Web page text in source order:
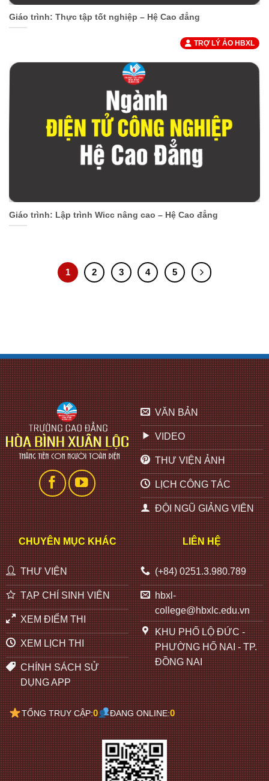
Giáo trình: Thực tập tốt nghiệp – Hệ Cao đẳng
Giáo trình: Lập trình Wicc nâng cao – Hệ Cao đẳng
1 2 3 4 5
VĂN BẢN
VIDEO
THƯ VIỆN ẢNH
LỊCH CÔNG TÁC
ĐỘI NGŨ GIẢNG VIÊN
CHUYÊN MỤC KHÁC
THƯ VIỆN
TẠP CHÍ SINH VIÊN
XEM ĐIỂM THI
XEM LỊCH THI
CHÍNH SÁCH SỬ
DỤNG APP
LIÊN HỆ
(+84) 0251.3.980.789
hbxl-
college@hbxlc.edu.vn
KHU PHỐ LỘ ĐỨC -
PHƯỜNG HỐ NAI - TP.
ĐỒNG NAI
TỔNG TRUY CẬP:0 ĐANG ONLINE:0
TRỢ LÝ ẢO HBXL